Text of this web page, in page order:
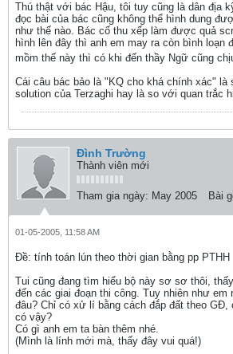
Thú thật với bác Hậu, tôi tuy cũng là dân địa
đọc bài của bác cũng không thể hình dung
như thế nào. Bác cố thu xếp làm được quả
hình lên đây thì anh em may ra còn bình loạn
mồm thế này thì có khi đến thầy Ngữ cũng
Cái câu bác bảo là "KQ cho khá chính xác"
solution của Terzaghi hay là so với quan trắc
Đình Trường
Thành viên mới
Tham gia ngày: May 2005 Bài
01-05-2005, 11:58 AM
Ðề: tính toán lún theo thời gian bằng pp PTHH
Tui cũng đang tìm hiểu bộ này sơ sơ thôi,
đến các giai đoạn thi công. Tuy nhiên như em
đâu? Chỉ có xử lí bằng cách đắp đất theo GĐ,
có vậy?
Có gì anh em ta bàn thêm nhé.
(Mình là lính mới mà, thấy đây vui quá!)